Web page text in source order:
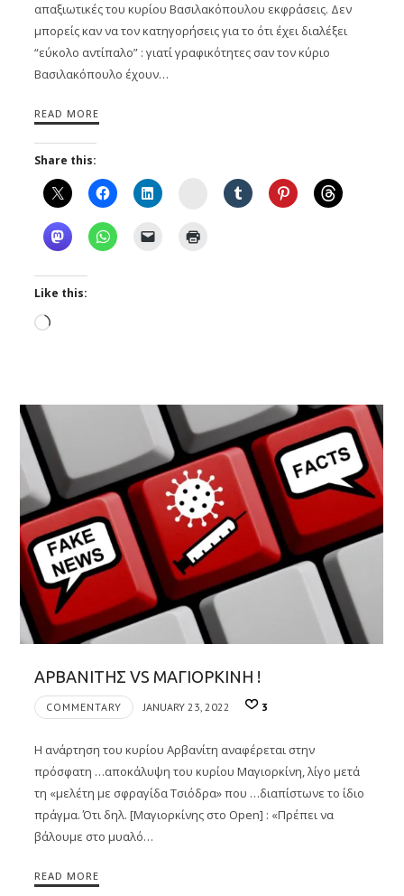
απαξιωτικές του κυρίου Βασιλακόπουλου εκφράσεις. Δεν
μπορείς καν να τον κατηγορήσεις για το ότι έχει διαλέξει
“εύκολο αντίπαλο” : γιατί γραφικότητες σαν τον κύριο
Βασιλακόπουλο έχουν…
READ MORE
Share this:
Instagram
Like this:
Loading…
ΑΡΒΑΝΙΤΗΣ VS ΜΑΓΙΟΡΚΙΝΗ !
COMMENTARY JANUARY 23, 2022 3
Η ανάρτηση του κυρίου Αρβανίτη αναφέρεται στην
πρόσφατη …αποκάλυψη του κυρίου Μαγιορκίνη, λίγο μετά
τη «μελέτη με σφραγίδα Τσιόδρα» που …διαπίστωνε το ίδιο
πράγμα. Ότι δηλ. [Μαγιορκίνης στο Open] : «Πρέπει να
βάλουμε στο μυαλό…
READ MORE